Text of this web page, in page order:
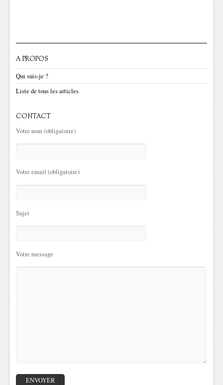
A PROPOS
Qui suis-je ?
Liste de tous les articles
CONTACT
Votre nom (obligatoire)
Votre email (obligatoire)
Sujet
Votre message